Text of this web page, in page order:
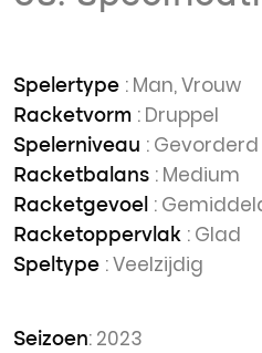
Spelertype : Man, Vrouw
Racketvorm : Druppel
Spelerniveau : Gevorderd
Racketbalans : Medium
Racketgevoel :
Racketoppervlak : Glad
Speltype : Veelzijdig
Seizoen: 2023